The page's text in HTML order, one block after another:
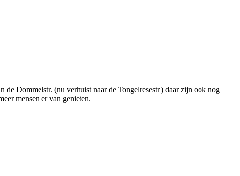
Dommelstr. (nu verhuist naar de Tongelresestr.) daar zijn ook nog
mensen er van genieten.